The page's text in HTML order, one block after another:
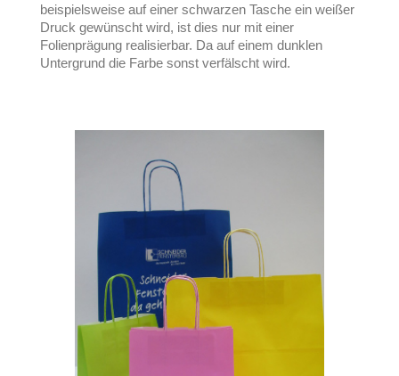
beispielsweise auf einer schwarzen Tasche ein weißer
Druck gewünscht wird, ist dies nur mit einer
Folienprägung realisierbar. Da auf einem dunklen
Untergrund die Farbe sonst verfälscht wird.